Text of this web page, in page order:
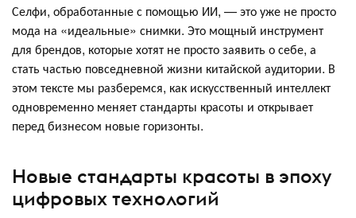
Селфи, обработанные с помощью ИИ, — это уже не просто
мода на «идеальные» снимки. Это мощный инструмент
для брендов, которые хотят не просто заявить о себе, а
стать частью повседневной жизни китайской аудитории. В
этом тексте мы разберемся, как искусственный интеллект
одновременно меняет стандарты красоты и открывает
перед бизнесом новые горизонты.
Новые стандарты красоты в эпоху
цифровых технологий